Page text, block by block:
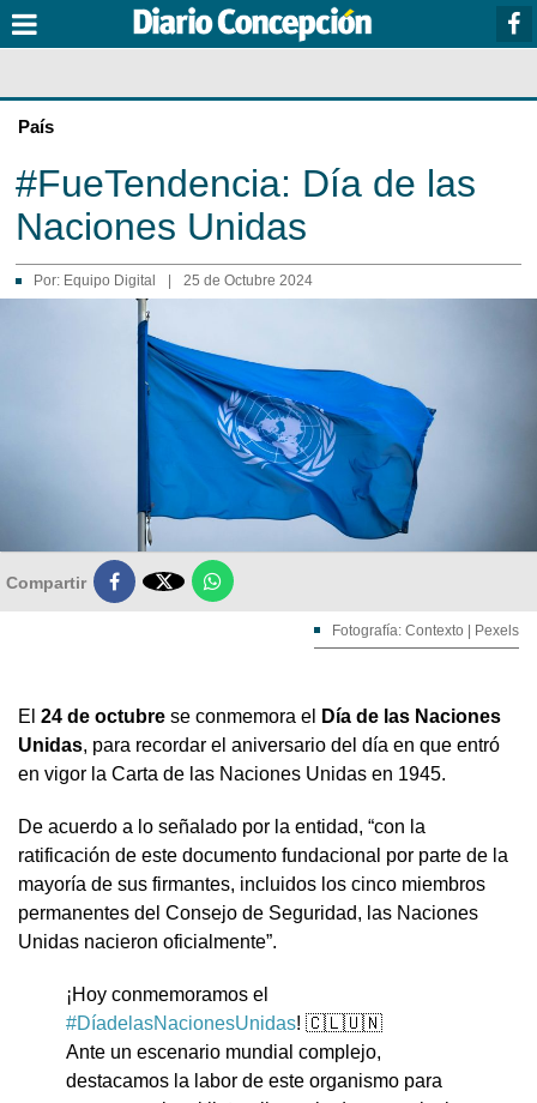
País
#FueTendencia: Día de las
Naciones Unidas
Por: Equipo Digital 25 de Octubre 2024
Compartir 
Fotografía: Contexto | Pexels
El 24 de octubre se conmemora el
Día de las Naciones
Unidas, para recordar el aniversario del día en que entró
en vigor la Carta de las Naciones Unidas en 1945.
De acuerdo a lo señalado por la entidad, “con la
ratificación de este documento fundacional por parte de la
mayoría de sus firmantes, incluidos los cinco miembros
permanentes del Consejo de Seguridad, las Naciones
Unidas nacieron oficialmente”.
¡Hoy conmemoramos el
#DíadelasNacionesUnidas! 🇨🇱🇺🇳
Ante un escenario mundial complejo,
destacamos la labor de este organismo para